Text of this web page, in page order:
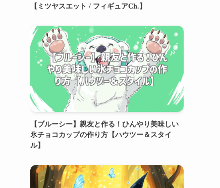
【ミツヤスエット / フィギュアCh.】
【ブルーシー】親友と作る！ひんやり美味しい
氷チョコカップの作り方【ハウツー＆スタイ
ル】